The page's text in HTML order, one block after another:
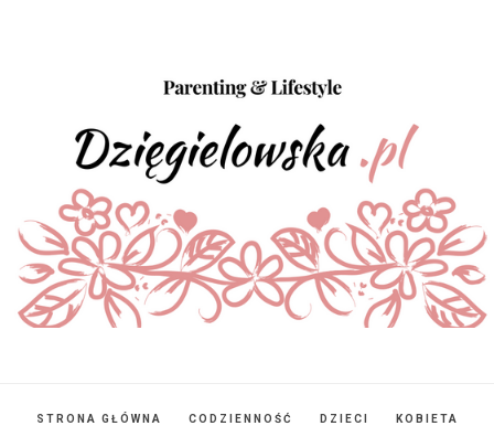
STRONA GŁÓWNA CODZIENNOŚĆ DZIECI
KOBIETA